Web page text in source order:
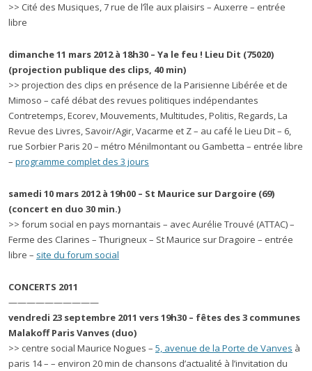
>> Cité des Musiques, 7 rue de l’île aux plaisirs – Auxerre – entrée
libre
dimanche 11 mars 2012 à 18h30 – Ya le feu ! Lieu Dit (75020)
(projection publique des clips, 40 min)
>> projection des clips en présence de la Parisienne Libérée et de
Mimoso – café débat des revues politiques indépendantes
Contretemps, Ecorev, Mouvements, Multitudes, Politis, Regards, La
Revue des Livres, Savoir/Agir, Vacarme et Z – au café le Lieu Dit – 6,
rue Sorbier Paris 20 – métro Ménilmontant ou Gambetta – entrée libre
– programme complet des 3 jours
samedi 10 mars 2012 à 19h00 – St Maurice sur Dargoire (69)
(concert en duo 30 min.)
>> forum social en pays mornantais – avec Aurélie Trouvé (ATTAC) –
Ferme des Clarines – Thurigneux – St Maurice sur Dragoire – entrée
libre – site du forum social
CONCERTS 2011
——————————
vendredi 23 septembre 2011 vers 19h30 – fêtes des 3 communes
Malakoff Paris Vanves (duo)
>> centre social Maurice Nogues – 5, avenue de la Porte de Vanves à
paris 14 – – environ 20 min de chansons d’actualité à l’invitation du